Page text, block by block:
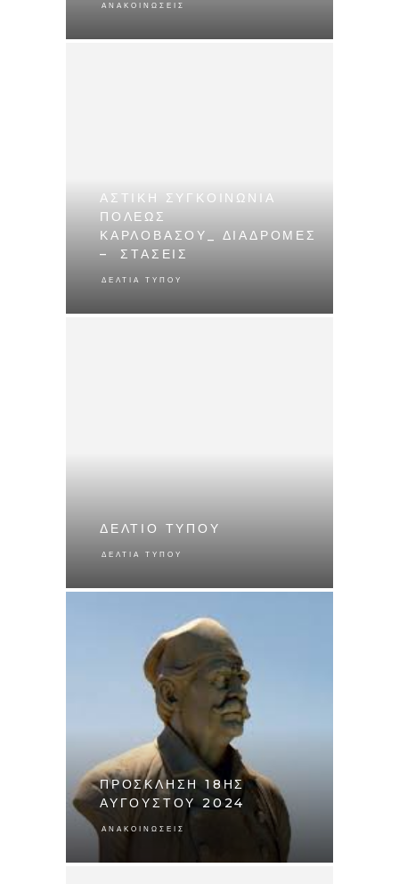
ΑΝΑΚΟΙΝΏΣΕΙΣ
ΑΣΤΙΚΗ ΣΥΓΚΟΙΝΩΝΙΑ
ΠΟΛΕΩΣ
ΚΑΡΛΟΒΑΣΟΥ_ ΔΙΑΔΡΟΜΕΣ
– ΣΤΑΣΕΙΣ
ΔΕΛΤΊΑ ΤΎΠΟΥ
ΔΕΛΤΙΟ ΤΥΠΟΥ
ΔΕΛΤΊΑ ΤΎΠΟΥ
ΠΡΟΣΚΛΗΣΗ 18ΗΣ
ΑΥΓΟΥΣΤΟΥ 2024
ΑΝΑΚΟΙΝΏΣΕΙΣ